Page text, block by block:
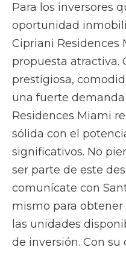
Para los inversores
oportunidad
Cipriani Residences
propuesta atractiva.
prestigiosa,
una fuerte
Residences Miami
sólida con el
significativos. No
ser parte de este
comunícate con
mismo para
las unidades
de inversión. Con